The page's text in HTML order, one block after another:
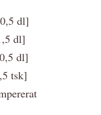
dl]
dl]
dl]
tsk]